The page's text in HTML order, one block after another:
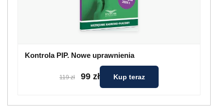
Kontrola PIP. Nowe uprawnienia
119 zł 99 zł Kup teraz